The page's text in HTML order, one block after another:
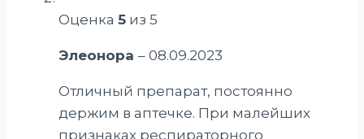
Оценка 5 из 5
Элеонора – 08.09.2023
Отличный препарат, постоянно
держим в аптечке. При малейших
признаках респираторного